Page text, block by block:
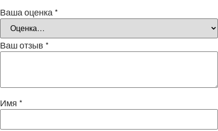
Ваша оценка *
Ваш отзыв *
Имя *